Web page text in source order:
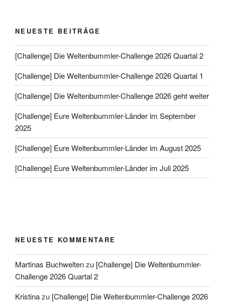
NEUESTE BEITRÄGE
[Challenge] Die Weltenbummler-Challenge 2026 Quartal 2
[Challenge] Die Weltenbummler-Challenge 2026 Quartal 1
[Challenge] Die Weltenbummler-Challenge 2026 geht weiter
[Challenge] Eure Weltenbummler-Länder im September
2025
[Challenge] Eure Weltenbummler-Länder im August 2025
[Challenge] Eure Weltenbummler-Länder im Juli 2025
NEUESTE KOMMENTARE
Martinas Buchweltenzu [Challenge] Die Weltenbummler-
Challenge 2026 Quartal 2
Kristinazu [Challenge] Die Weltenbummler-Challenge 2026